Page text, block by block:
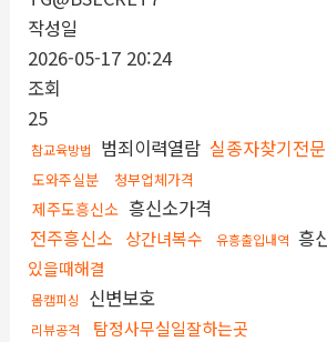
작성일
2026-05-17 20:24
조회
25
참교육방법 범죄이력열람 실종자찾기전문
도와주실분 청부업체가격
제주도흥신소 흥신소가격
전주흥신소
상간녀복수 유흥출입내역 흥
있을때해결
몸캠피싱 신변보호
리뷰공격
탐정사무실일잘하는곳